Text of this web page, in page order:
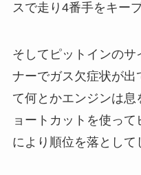
スで走り4番手をキー
そしてピットインの
ナーでガス欠症状が出
て何とかエンジンは
ョートカットを使っ
により順位を落として